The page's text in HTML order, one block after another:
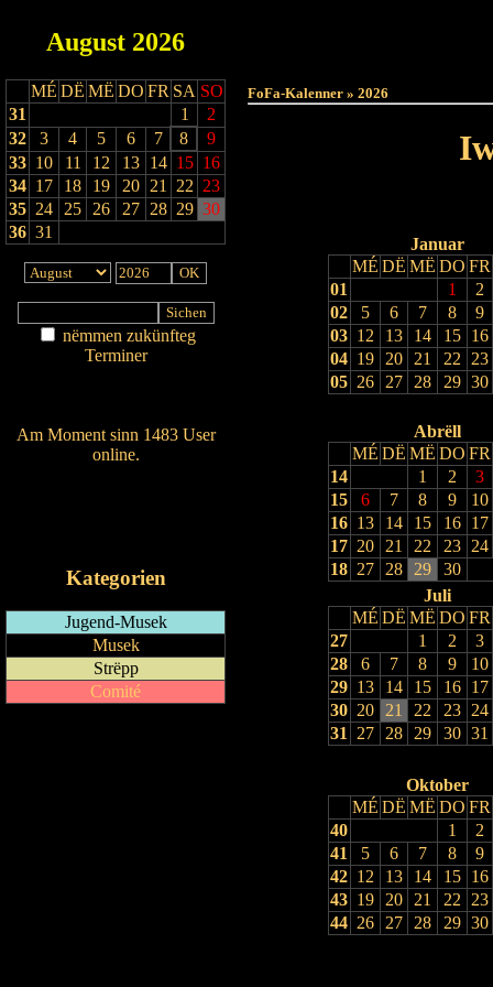
August 2026
MÉ DË MË DO FR SA SO
31
1
2
32
3 4 5 6 7 8
9
33 10 11 12 13 14 15 16
34 17 18 19 20 21 22 23
35 24 25 26 27 28 29 30
36 31
nëmmen zukünfteg
Terminer
Am Moment sinn 1483 User
online.
Kategorien
Jugend-Musek
Musek
Strëpp
Comité
FoFa-Kalenner » 2026
Januar
MÉ DË MË DO FR
01
1
2
02
5 6 7 8
9
03 12 13 14 15
16
04 19 20 21 22
23
05 26 27 28 29 30
Abrëll
MÉ DË MË DO FR
14
1 2
3
15
6 7 8 9
10
16 13 14 15 16
17
17 20 21 22 23
24
18 27 28 29
30
Juli
MÉ DË MË DO FR
27
1 2
3
28
6 7 8 9
10
29 13 14 15 16
17
30 20 21 22 23
24
31
27 28 29 30 31
Oktober
MÉ DË MË DO FR
40
1
2
41
5 6 7 8
9
42 12 13 14 15
16
43 19 20 21 22
23
44 26 27 28 29 30